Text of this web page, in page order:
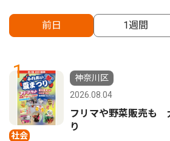
前日 1週間
1
社会
神奈川区
2026.08.04
フリマや野菜販売も
り